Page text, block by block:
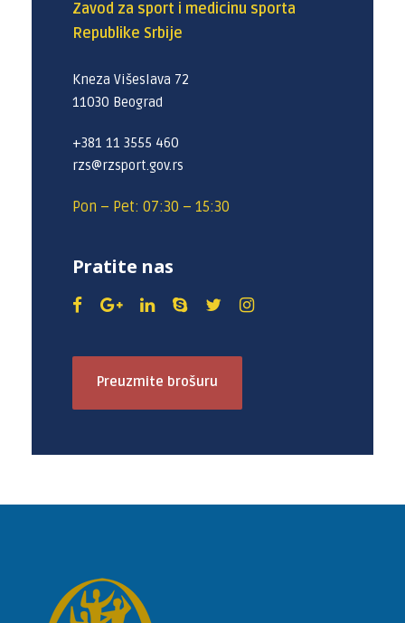
Zavod za sport i medicinu sporta
Republike Srbije
Kneza Višeslava 72
11030 Beograd
+381 11 3555 460
rzs@rzsport.gov.rs
Pon – Pet: 07:30 – 15:30
Pratite nas
Preuzmite brošuru